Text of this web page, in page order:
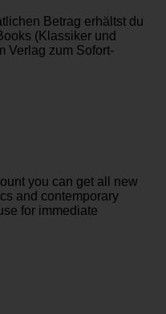
Betrag erhältst du
(Klassiker und
Verlag zum Sofort-
you can get all new
and contemporary
for immediate